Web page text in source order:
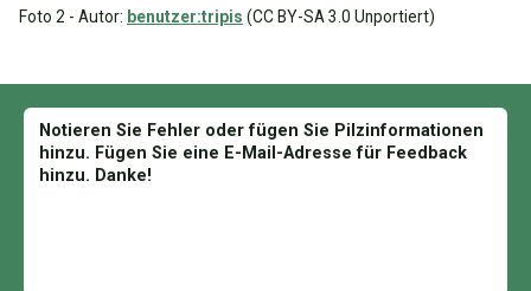
Foto 2 - Autor: benutzer:tripis (CC BY-SA 3.0 Unportiert)